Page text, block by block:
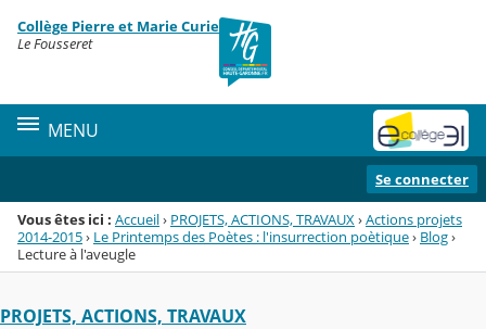
Menu de la rubrique
Contenu
Collège Pierre et Marie Curie
Le Fousseret
MENU
Se connecter
Vous êtes ici : Accueil› PROJETS, ACTIONS, TRAVAUX ›Actions projets
2014-2015› Le Printemps des Poètes : l'insurrection poètique› Blog›
Lecture à l'aveugle
PROJETS, ACTIONS, TRAVAUX